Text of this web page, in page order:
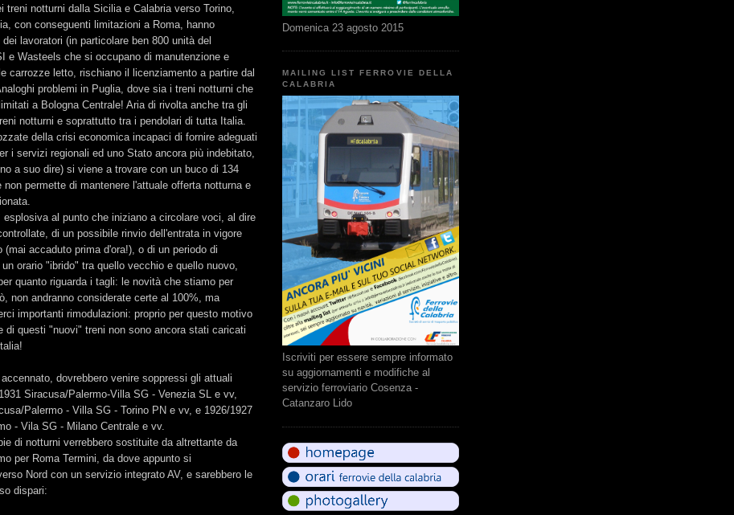
treni notturni dalla Sicilia e Calabria verso Torino,
con conseguenti limitazioni a Roma, hanno
lavoratori (in particolare ben 800 unità del
e Wasteels che si occupano di manutenzione e
carrozze letto, rischiano il licenziamento a partire dal
problemi in Puglia, dove sia i treni notturni che
a Bologna Centrale! Aria di rivolta anche tra gli
notturni e soprattutto tra i pendolari di tutta Italia.
della crisi economica incapaci di fornire adeguati
i servizi regionali ed uno Stato ancora più indebitato,
a suo dire) si viene a trovare con un buco di 134
non permette di mantenere l'attuale offerta notturna e
al punto che iniziano a circolare voci, al dire
di un possibile rinvio dell'entrata in vigore
(mai accaduto prima d'ora!), o di un periodo di
orario "ibrido" tra quello vecchio e quello nuovo,
quanto riguarda i tagli: le novità che stiamo per
non andranno considerate certe al 100%, ma
importanti rimodulazioni: proprio per questo motivo
di questi "nuovi" treni non sono ancora stati caricati
dovrebbero venire soppressi gli attuali
Siracusa/Palermo-Villa SG - Venezia SL e vv,
Palermo - Villa SG - Torino PN e vv, e 1926/1927
- Vila SG - Milano Centrale e vv.
di notturni verrebbero sostituite da altrettante da
per Roma Termini, da dove appunto si
Nord con un servizio integrato AV, e sarebbero le
dispari:
Domenica 23 agosto 2015
MAILING LIST FERROVIE DELLA
CALABRIA
Iscriviti per essere sempre informato
su aggiornamenti e modifiche al
servizio ferroviario Cosenza -
Catanzaro Lido